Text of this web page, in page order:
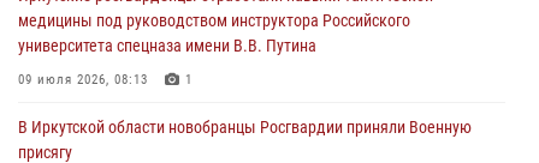
31 июля 2026, 04:37 1
Сотрудники Росгвардии нашли и вернули родственникам
30 июля 2026, 07:37
медицины под руководством инструктора Российского
университета спецназа имени В.В. Путина
09 июля 2026, 08:13 1
В Иркутской области новобранцы Росгвардии приняли Военную
присягу